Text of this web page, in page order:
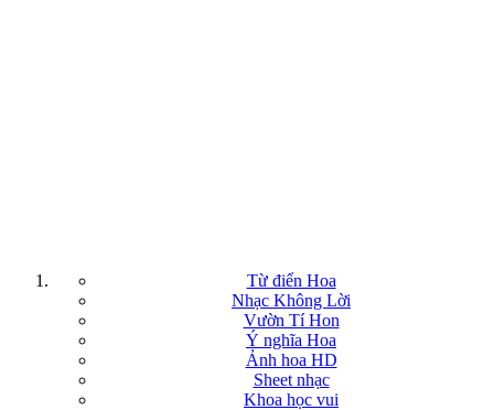
Từ điển Hoa
Nhạc Không Lời
Vườn Tí Hon
Ý nghĩa Hoa
Ảnh hoa HD
Sheet nhạc
Khoa học vui